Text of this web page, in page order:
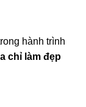
hành trình
chỉ làm đẹp